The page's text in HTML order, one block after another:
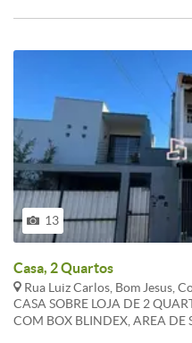
13
Casa, 2 Quartos
Rua Luiz Carlos, Bom Jesus,
CASA SOBRE LOJA DE 2
COM BOX BLINDEX, AREA DE